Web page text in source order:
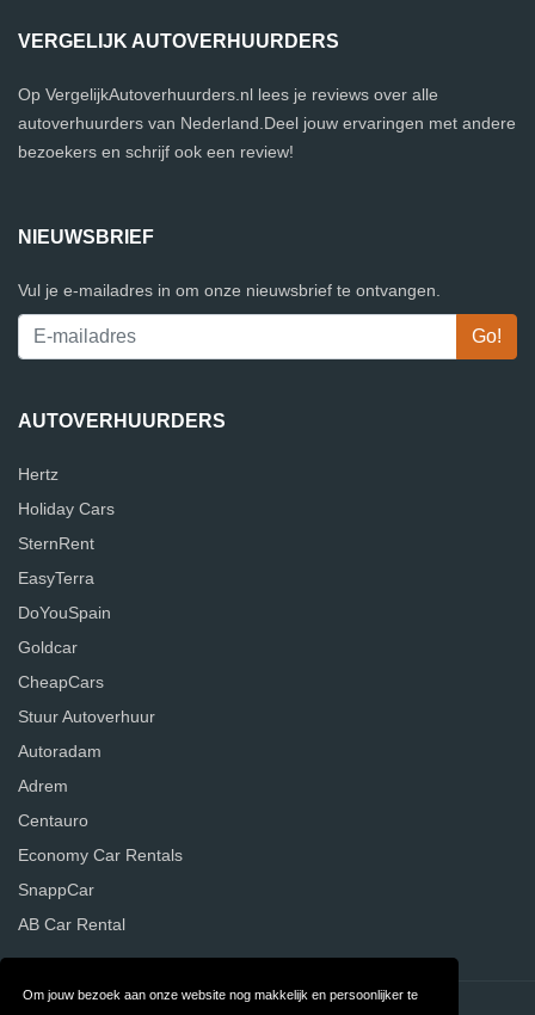
Om jouw bezoek aan onze website nog makkelijk en persoonlijker te
VERGELIJK AUTOVERHUURDERS
Op VergelijkAutoverhuurders.nl lees je reviews over alle
autoverhuurders van Nederland.Deel jouw ervaringen met andere
bezoekers en schrijf ook een review!
NIEUWSBRIEF
Vul je e-mailadres in om onze nieuwsbrief te ontvangen.
AUTOVERHUURDERS
Hertz
Holiday Cars
SternRent
EasyTerra
DoYouSpain
Goldcar
CheapCars
Stuur Autoverhuur
Autoradam
Adrem
Centauro
Economy Car Rentals
SnappCar
AB Car Rental